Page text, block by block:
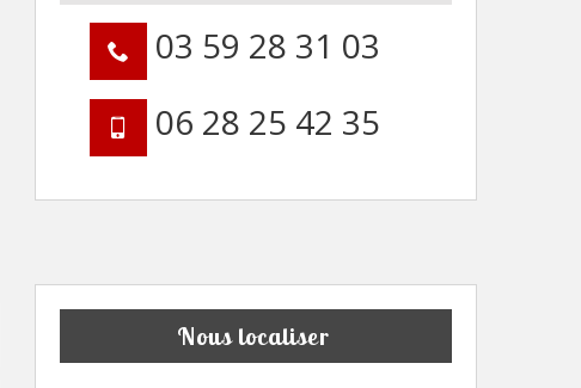
03 59 28 31 03
06 28 25 42 35
Nous localiser